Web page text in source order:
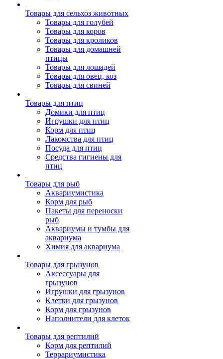
Товары для сельхоз животных
Товары для голубей
Товары для коров
Товары для кроликов
Товары для домашней
птицы
Товары для лошадей
Товары для овец, коз
Товары для свиней
Товары для птиц
Домики для птиц
Игрушки для птиц
Корм для птиц
Лакомства для птиц
Посуда для птиц
Средства гигиены для
птиц
Товары для рыб
Аквариумистика
Корм для рыб
Пакеты для переноски
рыб
Аквариумы и тумбы для
аквариума
Химия для аквариума
Товары для грызунов
Аксессуары для
грызунов
Игрушки для грызунов
Клетки для грызунов
Корм для грызунов
Наполнители для клеток
Товары для рептилий
Корм для рептилий
Террариумистика